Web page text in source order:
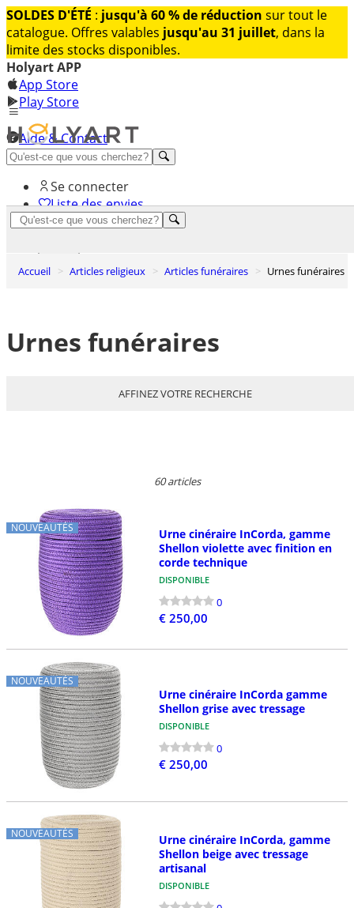
SOLDES D'ÉTÉ : jusqu'à 60 % de réduction sur tout le
catalogue. Offres valables jusqu'au 31 juillet, dans la
limite des stocks disponibles.
Holyart APP
App Store
Play Store
Aide & Contact
Découvrez Premium
Se connecter
Liste des envies
Accueil Articles religieux Articles funéraires Urnes funéraires
Urnes funéraires
AFFINEZ VOTRE RECHERCHE
60 articles
NOUVEAUTÉS
Urne cinéraire InCorda, gamme
Shellon violette avec finition en
corde technique
DISPONIBLE
0
€ 250,00
NOUVEAUTÉS
Urne cinéraire InCorda gamme
Shellon grise avec tressage
DISPONIBLE
0
€ 250,00
NOUVEAUTÉS
Urne cinéraire InCorda, gamme
Shellon beige avec tressage
artisanal
DISPONIBLE